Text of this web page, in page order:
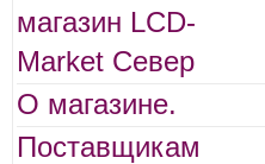
магазин LCD-
Market Север
О магазине.
Поставщикам